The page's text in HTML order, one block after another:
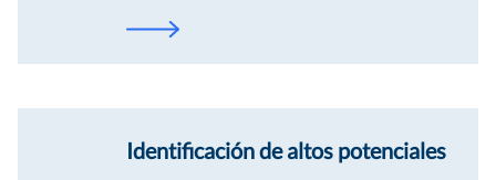
Identificación de altos potenciales